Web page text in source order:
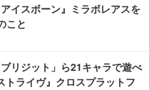
イスボーン』ミラボレアスを
こと
リジット」ら21キャラで遊べ
トライヴ』クロスプラットフ